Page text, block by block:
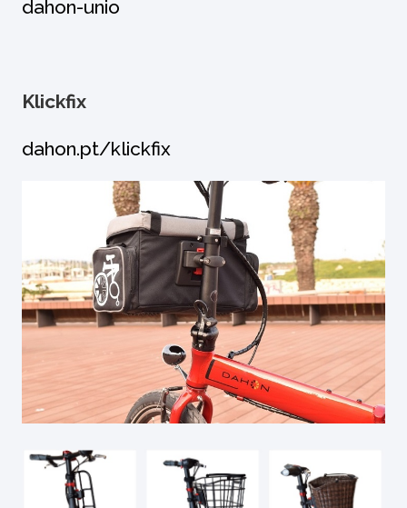
dahon-unio
Klickfix
dahon.pt/klickfix